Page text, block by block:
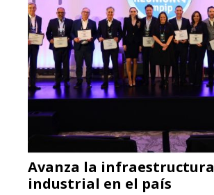
Avanza la infraestructura
industrial en el país